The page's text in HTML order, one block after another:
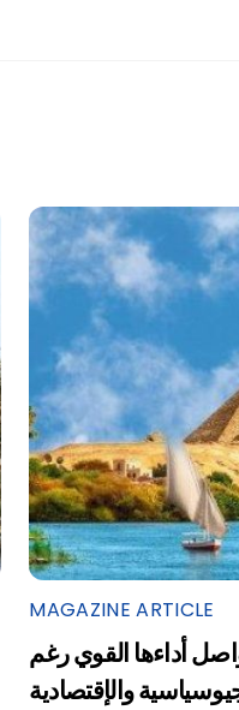
MAGAZINE ARTICLE
أداءها القوي رغم
والإقتصادية